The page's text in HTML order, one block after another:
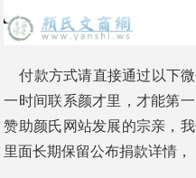
付款方式请直接通过以下
一时间联系颜才里，才能第
赞助颜氏网站发展的宗亲，
里面长期保留公布捐款详情，